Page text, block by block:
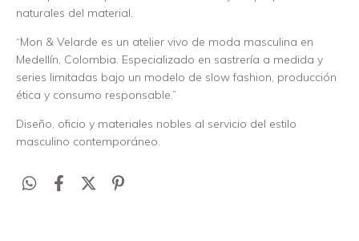
naturales del material.
“Mon & Velarde es un atelier vivo de moda masculina en
Medellín, Colombia. Especializado en sastrería a medida y
series limitadas bajo un modelo de slow fashion, producción
ética y consumo responsable.”
Diseño, oficio y materiales nobles al servicio del estilo
masculino contemporáneo.